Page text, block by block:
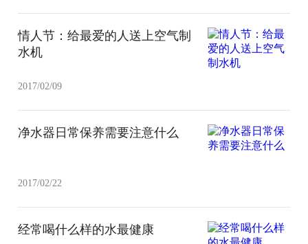
情人节：给最爱的人送上空气制
水机
2017/02/09
净水器日常保养需要注意什么
2017/02/22
经常喝什么样的水最健康